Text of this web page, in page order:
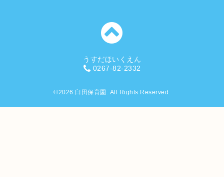
うすだほいくえん
0267-82-2332
©2026 臼田保育園 . All Rights Reserved.